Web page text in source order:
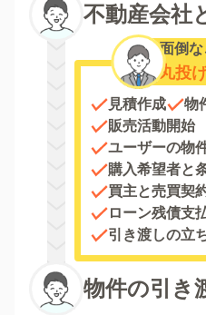
不動産会社
面倒な
丸投
見積作成
物
販売活動開始
ユーザーの物
購入希望者と
買主と売買契
ローン残債支
引き渡しの立
物件の引き